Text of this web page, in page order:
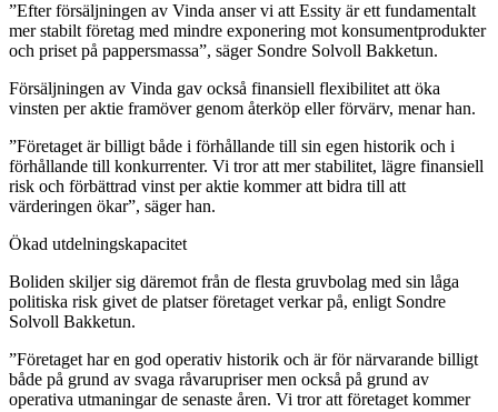
”Efter försäljningen av Vinda anser vi att Essity är ett fundamentalt
mer stabilt företag med mindre exponering mot konsumentprodukter
och priset på pappersmassa”, säger Sondre Solvoll Bakketun.
Försäljningen av Vinda gav också finansiell flexibilitet att öka
vinsten per aktie framöver genom återköp eller förvärv, menar han.
”Företaget är billigt både i förhållande till sin egen historik och i
förhållande till konkurrenter. Vi tror att mer stabilitet, lägre finansiell
risk och förbättrad vinst per aktie kommer att bidra till att
värderingen ökar”, säger han.
Ökad utdelningskapacitet
Boliden skiljer sig däremot från de flesta gruvbolag med sin låga
politiska risk givet de platser företaget verkar på, enligt Sondre
Solvoll Bakketun.
”Företaget har en god operativ historik och är för närvarande billigt
både på grund av svaga råvarupriser men också på grund av
operativa utmaningar de senaste åren. Vi tror att företaget kommer